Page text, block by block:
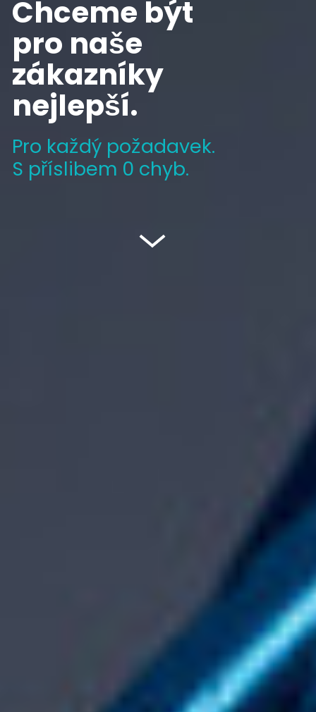
Chceme být
pro naše
zákazníky
nejlepší.
Pro každý požadavek.
S příslibem 0 chyb.